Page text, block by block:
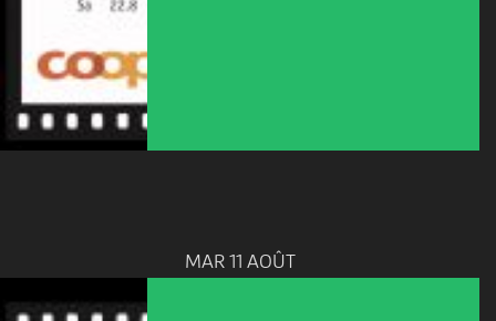
MAR 11 AOÛT